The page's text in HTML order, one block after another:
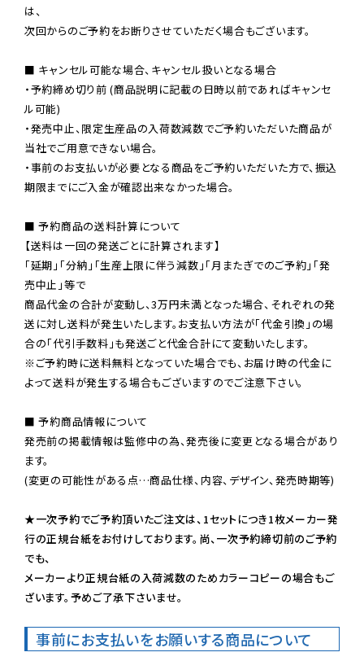
は、
次回からのご予約をお断りさせていただく場合もございます。
■ キャンセル可能な場合、キャンセル扱いとなる場合
・予約締め切り前 (商品説明に記載の日時以前であればキャンセ
ル可能)
・発売中止、限定生産品の入荷数減数でご予約いただいた商品が
当社でご用意できない場合。
・事前のお支払いが必要となる商品をご予約いただいた方で、振込
期限までにご入金が確認出来なかった場合。
■ 予約商品の送料計算について
【送料は一回の発送ごとに計算されます】
「延期」「分納」「生産上限に伴う減数」「月またぎでのご予約」「発
売中止」等で
商品代金の合計が変動し、3万円未満となった場合、それぞれの発
送に対し送料が発生いたします。お支払い方法が「代金引換」の場
※ご予約時に送料無料となっていた場合でも、お届け時の代金に
よって送料が発生する場合もございますのでご注意下さい。
■ 予約商品情報について
発売前の掲載情報は監修中の為、発売後に変更となる場合があり
ます。
(変更の可能性がある点…商品仕様、内容、デザイン、発売時期等)
★一次予約でご予約頂いたご注文は、1セットにつき1枚メーカー発
行の正規台紙をお付けしております。尚、一次予約締切前のご予約
でも、
メーカーより正規台紙の入荷減数のためカラーコピーの場合もご
ざいます。予めご了承下さいませ。
事前にお支払いをお願いする商品について